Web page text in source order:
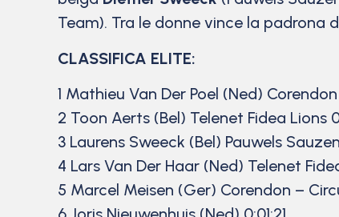
Team). Tra le donne vince la padrona
CLASSIFICA ELITE:
1 Mathieu Van Der Poel (Ned) Corendon
2 Toon Aerts (Bel) Telenet Fidea Lions
3 Laurens Sweeck (Bel) Pauwels
4 Lars Van Der Haar (Ned) Telenet
5 Marcel Meisen (Ger) Corendon –